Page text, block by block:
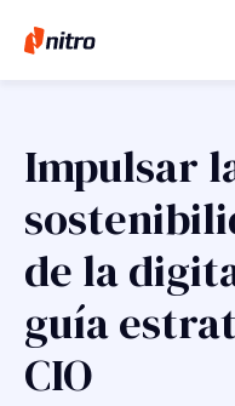
Impulsar
de la
guía
CIO